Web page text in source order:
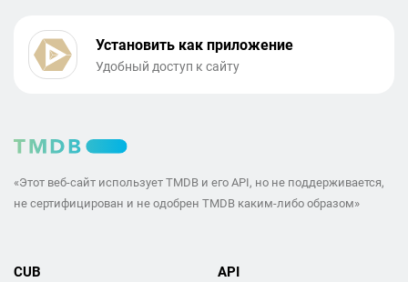
Установить как приложение
Удобный доступ к сайту
«Этот веб-сайт использует TMDB и его API, но не поддерживается,
не сертифицирован и не одобрен TMDB каким-либо образом»
CUB API